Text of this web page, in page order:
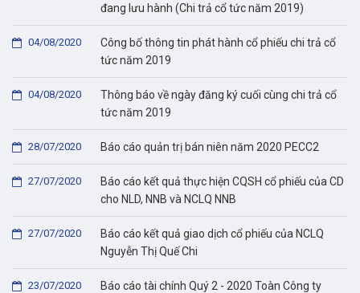
đang lưu hành (Chi trả cổ tức năm 2019)
Công bố thông tin phát hành cổ phiếu chi trả cổ
tức năm 2019
04/08/2020
Thông báo về ngày đăng ký cuối cùng chi trả cổ
tức năm 2019
04/08/2020
Báo cáo quản trị bán niên năm 2020 PECC2
28/07/2020
Báo cáo kết quả thực hiện CQSH cổ phiếu của CD
cho NLD, NNB và NCLQ NNB
27/07/2020
Báo cáo kết quả giao dịch cổ phiếu của NCLQ
Nguyễn Thị Quế Chi
27/07/2020
Báo cáo tài chính Quý 2 - 2020 Toàn Công ty
23/07/2020